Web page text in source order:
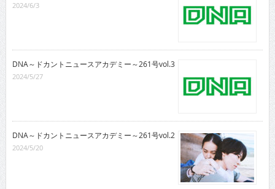
2024/6/3
DNA～ドカントニュースアカデミー～261号vol.3
2024/5/27
DNA～ドカントニュースアカデミー～261号vol.2
2024/5/20